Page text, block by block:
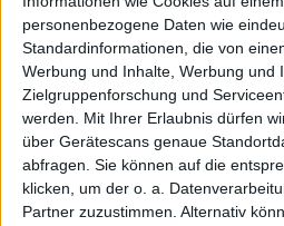
personenbezogene Daten wie
Standardinformationen, die von
Werbung und Inhalte, Werbung und
Zielgruppenforschung und
werden.
Mit Ihrer Erlaubnis dürfen
über Gerätescans genaue
abfragen. Sie können auf die
klicken, um der o. a.
Partner zuzustimmen. Alternativ
Between 2 points,
a beer in the crowd
with a hard-fought
Ruud! 😂
Santé! 🍻🇫🇷